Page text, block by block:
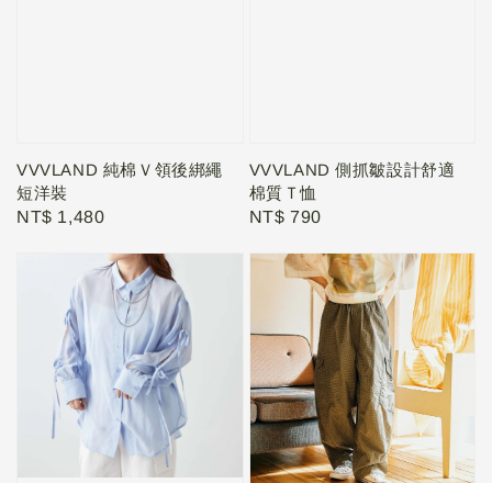
VVVLAND 純棉Ｖ領後綁繩
短洋裝
Regular
NT$ 1,480
VVVLAND 側抓皺設計舒適
棉質Ｔ恤
Regular
NT$ 790